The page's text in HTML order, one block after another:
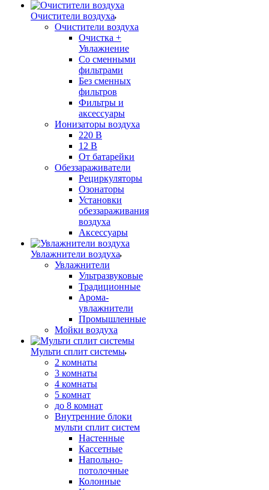
Очистители воздуха
Очистители воздуха
Очистка +
Увлажнение
Cо сменными
фильтрами
Без сменных
фильтров
Фильтры и
аксессуары
Ионизаторы воздуха
220 В
12 В
От батарейки
Обеззараживатели
Рециркуляторы
Озонаторы
Установки
обеззараживания
воздуха
Аксессуары
Увлажнители воздуха
Увлажнители
Ультразвуковые
Традиционные
Арома-
увлажнители
Промышленные
Мойки воздуха
Мульти сплит системы
2 комнаты
3 комнаты
4 комнаты
5 комнат
до 8 комнат
Внутренние блоки
мульти сплит систем
Настенные
Кассетные
Напольно-
потолочные
Колонные